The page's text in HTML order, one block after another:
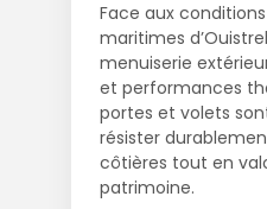
Face aux
maritimes
menuiserie
et performances
portes et volets
résister
côtières tout en
patrimoine.